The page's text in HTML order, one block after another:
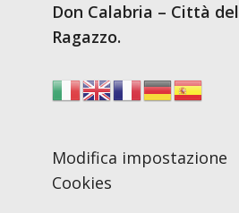
Don Calabria – Città del
Ragazzo.
Modifica impostazione
Cookies